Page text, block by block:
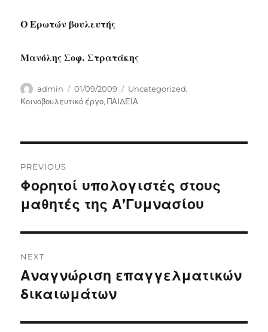
Ο Ερωτών βουλευτής
Μανόλης Σοφ. Στρατάκης
Author
admin
Posted
on
01/09/2009 Categories
Uncategorized,
Κοινοβουλευτικό έργο,ΠΑΙΔΕΙΑ
navigation
PREVIOUS
Previous
post:
Φορητοί υπολογιστές στους
μαθητές της Α’Γυμνασίου
NEXT
Next
post:
Αναγνώριση επαγγελματικών
δικαιωμάτων